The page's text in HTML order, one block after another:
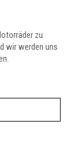
zu
wir werden uns